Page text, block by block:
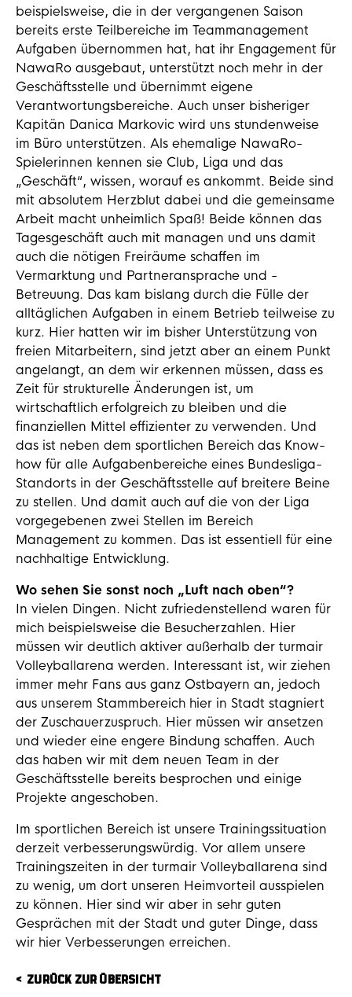
beispielsweise, die in der vergangenen Saison
bereits erste Teilbereiche im Teammanagement
Aufgaben übernommen hat, hat ihr Engagement für
NawaRo ausgebaut, unterstützt noch mehr in der
Geschäftsstelle und übernimmt eigene
Verantwortungsbereiche. Auch unser bisheriger
Kapitän Danica Markovic wird uns stundenweise
im Büro unterstützen. Als ehemalige NawaRo-
Spielerinnen kennen sie Club, Liga und das
„Geschäft“, wissen, worauf es ankommt. Beide sind
mit absolutem Herzblut dabei und die gemeinsame
Arbeit macht unheimlich Spaß! Beide können das
Tagesgeschäft auch mit managen und uns damit
auch die nötigen Freiräume schaffen im
Vermarktung und Partneransprache und -
Betreuung. Das kam bislang durch die Fülle der
alltäglichen Aufgaben in einem Betrieb teilweise zu
kurz. Hier hatten wir im bisher Unterstützung von
freien Mitarbeitern, sind jetzt aber an einem Punkt
angelangt, an dem wir erkennen müssen, dass es
Zeit für strukturelle Änderungen ist, um
wirtschaftlich erfolgreich zu bleiben und die
finanziellen Mittel effizienter zu verwenden. Und
das ist neben dem sportlichen Bereich das Know-
how für alle Aufgabenbereiche eines Bundesliga-
Standorts in der Geschäftsstelle auf breitere Beine
zu stellen. Und damit auch auf die von der Liga
vorgegebenen zwei Stellen im Bereich
Management zu kommen. Das ist essentiell für eine
nachhaltige Entwicklung.
Wo sehen Sie sonst noch „Luft nach oben“?
In vielen Dingen. Nicht zufriedenstellend waren für
mich beispielsweise die Besucherzahlen. Hier
müssen wir deutlich aktiver außerhalb der turmair
Volleyballarena werden. Interessant ist, wir ziehen
immer mehr Fans aus ganz Ostbayern an, jedoch
aus unserem Stammbereich hier in Stadt stagniert
der Zuschauerzuspruch. Hier müssen wir ansetzen
und wieder eine engere Bindung schaffen. Auch
das haben wir mit dem neuen Team in der
Geschäftsstelle bereits besprochen und einige
Projekte angeschoben.
Im sportlichen Bereich ist unsere Trainingssituation
derzeit verbesserungswürdig. Vor allem unsere
Trainingszeiten in der turmair Volleyballarena sind
zu wenig, um dort unseren Heimvorteil ausspielen
zu können. Hier sind wir aber in sehr guten
Gesprächen mit der Stadt und guter Dinge, dass
wir hier Verbesserungen erreichen.
ZURÜCK ZUR ÜBERSICHT